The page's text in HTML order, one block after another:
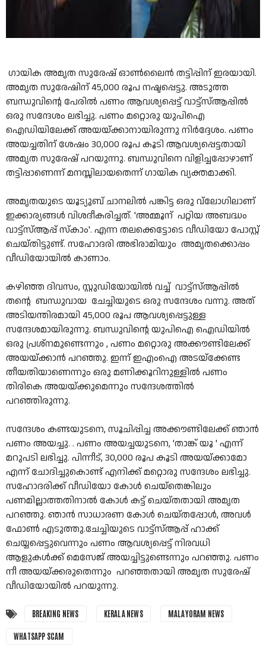
ഗായിക അമൃത സുരേഷ് ഓൺലൈൻ തട്ടിപ്പിന് ഇരയായി.
അമൃത സുരേഷിന് 45,000 രൂപ നഷ്ടപ്പെട്ടു. അടുത്ത
ബന്ധുവിന്റെ പേരിൽ പണം ആവശ്യപ്പെട്ട് വാട്ട്‌സ്ആപ്പിൽ
ഒരു സന്ദേശം ലഭിച്ചു. പണം മറ്റൊരു യുപിഐ
ഐഡിയിലേക്ക് അയയ്ക്കാനായിരുന്നു നിർദ്ദേശം. പണം
അയച്ചതിന് ശേഷം 30,000 രൂപ കൂടി ആവശ്യപ്പെട്ടതായി
അമൃത സുരേഷ് പറയുന്നു. ബന്ധുവിനെ വിളിച്ചപ്പോഴാണ്
തട്ടിപ്പാണെന്ന് മനസ്സിലായതെന്ന് ഗായിക വ്യക്തമാക്കി.
അമൃതയുടെ യൂട്യൂബ് ചാനലിൽ പങ്കിട്ട ഒരു വ്ലോഗിലാണ്
ഇക്കാര്യങ്ങൾ വിശദീകരിച്ചത്. 'അമ്മൂന് പറ്റിയ അബദ്ധം
വാട്ട്‌സ്ആപ്പ് സ്കാം'. എന്ന തലക്കെട്ടോടെ വീഡിയോ പോസ്റ്റ്
ചെയ്തിട്ടുണ്ട്. സഹോദരി അഭിരാമിയും അമൃതക്കൊപ്പം
വീഡിയോയിൽ കാണാം.
കഴിഞ്ഞ ദിവസം, സ്റ്റുഡിയോയിൽ വച്ച് വാട്ട്‌സ്ആപ്പിൽ
തന്റെ ബന്ധുവായ ചേച്ചിയുടെ ഒരു സന്ദേശം വന്നു. അത്
അടിയന്തിരമായി 45,000 രൂപ ആവശ്യപ്പെട്ടുള്ള
സന്ദേശമായിരുന്നു. ബന്ധുവിന്റെ യുപിഐ ഐഡിയിൽ
ഒരു പ്രശ്നമുണ്ടെന്നും , പണം മറ്റൊരു അക്കൗണ്ടിലേക്ക്
അയയ്ക്കാൻ പറഞ്ഞു. ഇന്ന് ഇഎംഐ അടയ്ക്കേണ്ട
തീയതിയാണെന്നും ഒരു മണിക്കൂറിനുള്ളിൽ പണം
തിരികെ അയയ്ക്കുമെന്നും സന്ദേശത്തിൽ
പറഞ്ഞിരുന്നു.
സന്ദേശം കണ്ടയുടനെ, സൂചിപ്പിച്ച അക്കൗണ്ടിലേക്ക് ഞാൻ
പണം അയച്ചു. . പണം അയച്ചയുടനെ, 'താങ്ക് യൂ ' എന്ന്
മറുപടി ലഭിച്ചു. പിന്നീട്, 30,000 രൂപ കൂടി അയയ്ക്കാമോ
എന്ന് ചോദിച്ചുകൊണ്ട് എനിക്ക് മറ്റൊരു സന്ദേശം ലഭിച്ചു.
സഹോദരിക്ക് വീഡിയോ കോൾ ചെയ്തെങ്കിലും
പണമില്ലാത്തതിനാൽ കോൾ കട്ട് ചെയ്തതായി അമൃത
പറഞ്ഞു. ഞാൻ സാധാരണ കോൾ ചെയ്തപ്പോൾ, അവൾ
ഫോൺ എടുത്തു.ചേച്ചിയുടെ വാട്ട്‌സ്ആപ്പ് ഹാക്ക്
ചെയ്യപ്പെട്ടുവെന്നും പണം ആവശ്യപ്പെട്ട് നിരവധി
ആളുകൾക്ക് മെസേജ് അയച്ചിട്ടുണ്ടെന്നും പറഞ്ഞു. പണം
നീ അയയ്ക്കരുതെന്നും പറഞ്ഞതായി അമൃത സുരേഷ്
വീഡിയോയിൽ പറയുന്നു.
BREAKING NEWS KERALA NEWS MALAYORAM NEWS
WHATSAPP SCAM